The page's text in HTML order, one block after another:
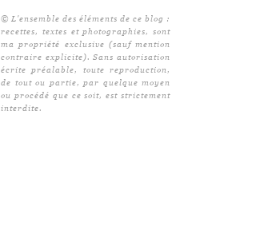
© L'ensemble des éléments de ce blog :
recettes, textes et photographies, sont
ma propriété exclusive (sauf mention
contraire explicite). Sans autorisation
écrite préalable, toute reproduction,
de tout ou partie, par quelque moyen
ou procédé que ce soit, est strictement
interdite.